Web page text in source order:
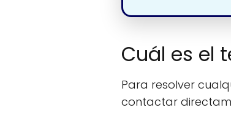
Cuál es el
Para resolver
contactar